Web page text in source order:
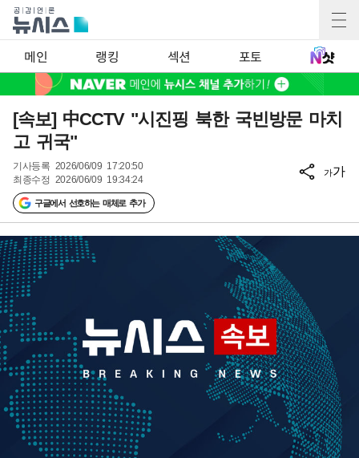
메인 랭킹 섹션 포토
[속보] 中CCTV "시진핑 북한 국빈방문 마치
고 귀국"
기사등록 2026/06/09 17:20:50
최종수정 2026/06/09 19:34:24
구글에서 선호하는 매체로 추가
가가